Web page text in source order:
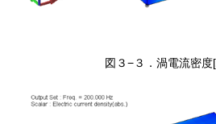
図３−３．渦電流密度